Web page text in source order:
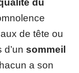
de tête ou
d’un sommeil
a son